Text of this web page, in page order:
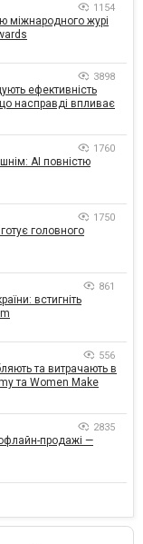
1154
міжнародного журі
3898
ефективність
насправді впливає
1760
AI повністю
1750
головного
861
встигніть
556
та витрачають в
та Women Make
2835
продажі —